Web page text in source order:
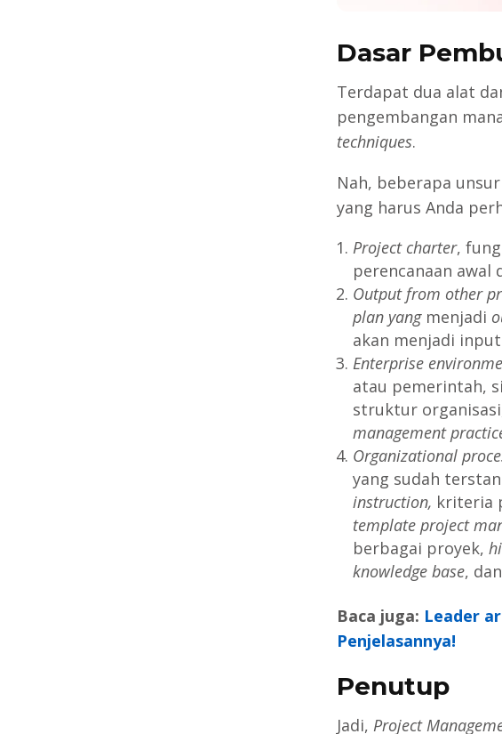
Dasar
Terdapat dua alat
pengembangan
techniques.
Nah, beberapa
yang harus Anda
Project charter,
perencanaan awal
Output from other
plan yangmenjadi
akan menjadi
Enterprise
atau pemerintah,
struktur
management
Organizational
yang sudah
instruction, kriteria
template project
berbagai proyek,
knowledge base,
Baca juga: Leader
Penjelasannya!
Penutup
Jadi, Project